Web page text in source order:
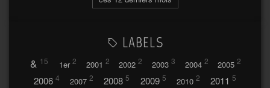
LABELS
& 15 1er 2 2001 2 2002 2 2003 3 2004 2 2005 2
2006 4 2007 2 2008 5 2009 5 2010 2 2011 5